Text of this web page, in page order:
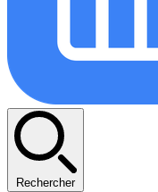
Rechercher